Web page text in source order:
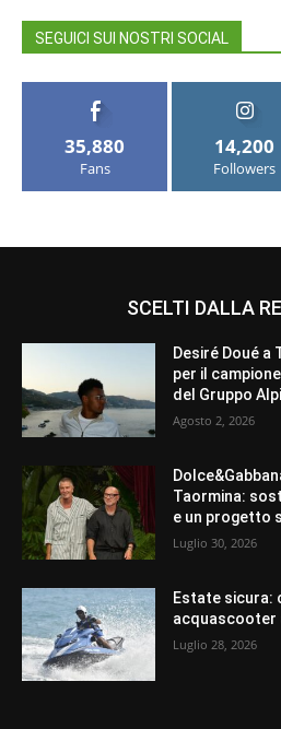
SEGUICI SUI NOSTRI SOCIAL
35,880
Fans
14,200
Followers
SCELTI DALLA
Desiré Doué a
per il
del Gruppo
Agosto 2, 2026
Taormina:
e un progetto
Luglio 30, 2026
Estate sicura:
acquascooter
Luglio 28, 2026